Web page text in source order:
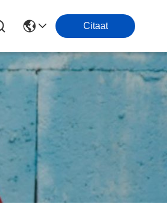
Citaat